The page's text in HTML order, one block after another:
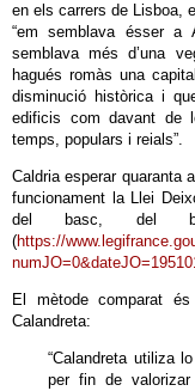
en els carrers de Lisboa,
“em semblava ésser a
semblava més d’una
hagués romàs una
disminució històrica i
edificis com davant de
temps, populars i reials”.
Caldria esperar quaranta
funcionament la Llei
del basc, del
(https://
El mètode comparat
Calandreta:
“Calandreta utiliza
per fin de valorizar